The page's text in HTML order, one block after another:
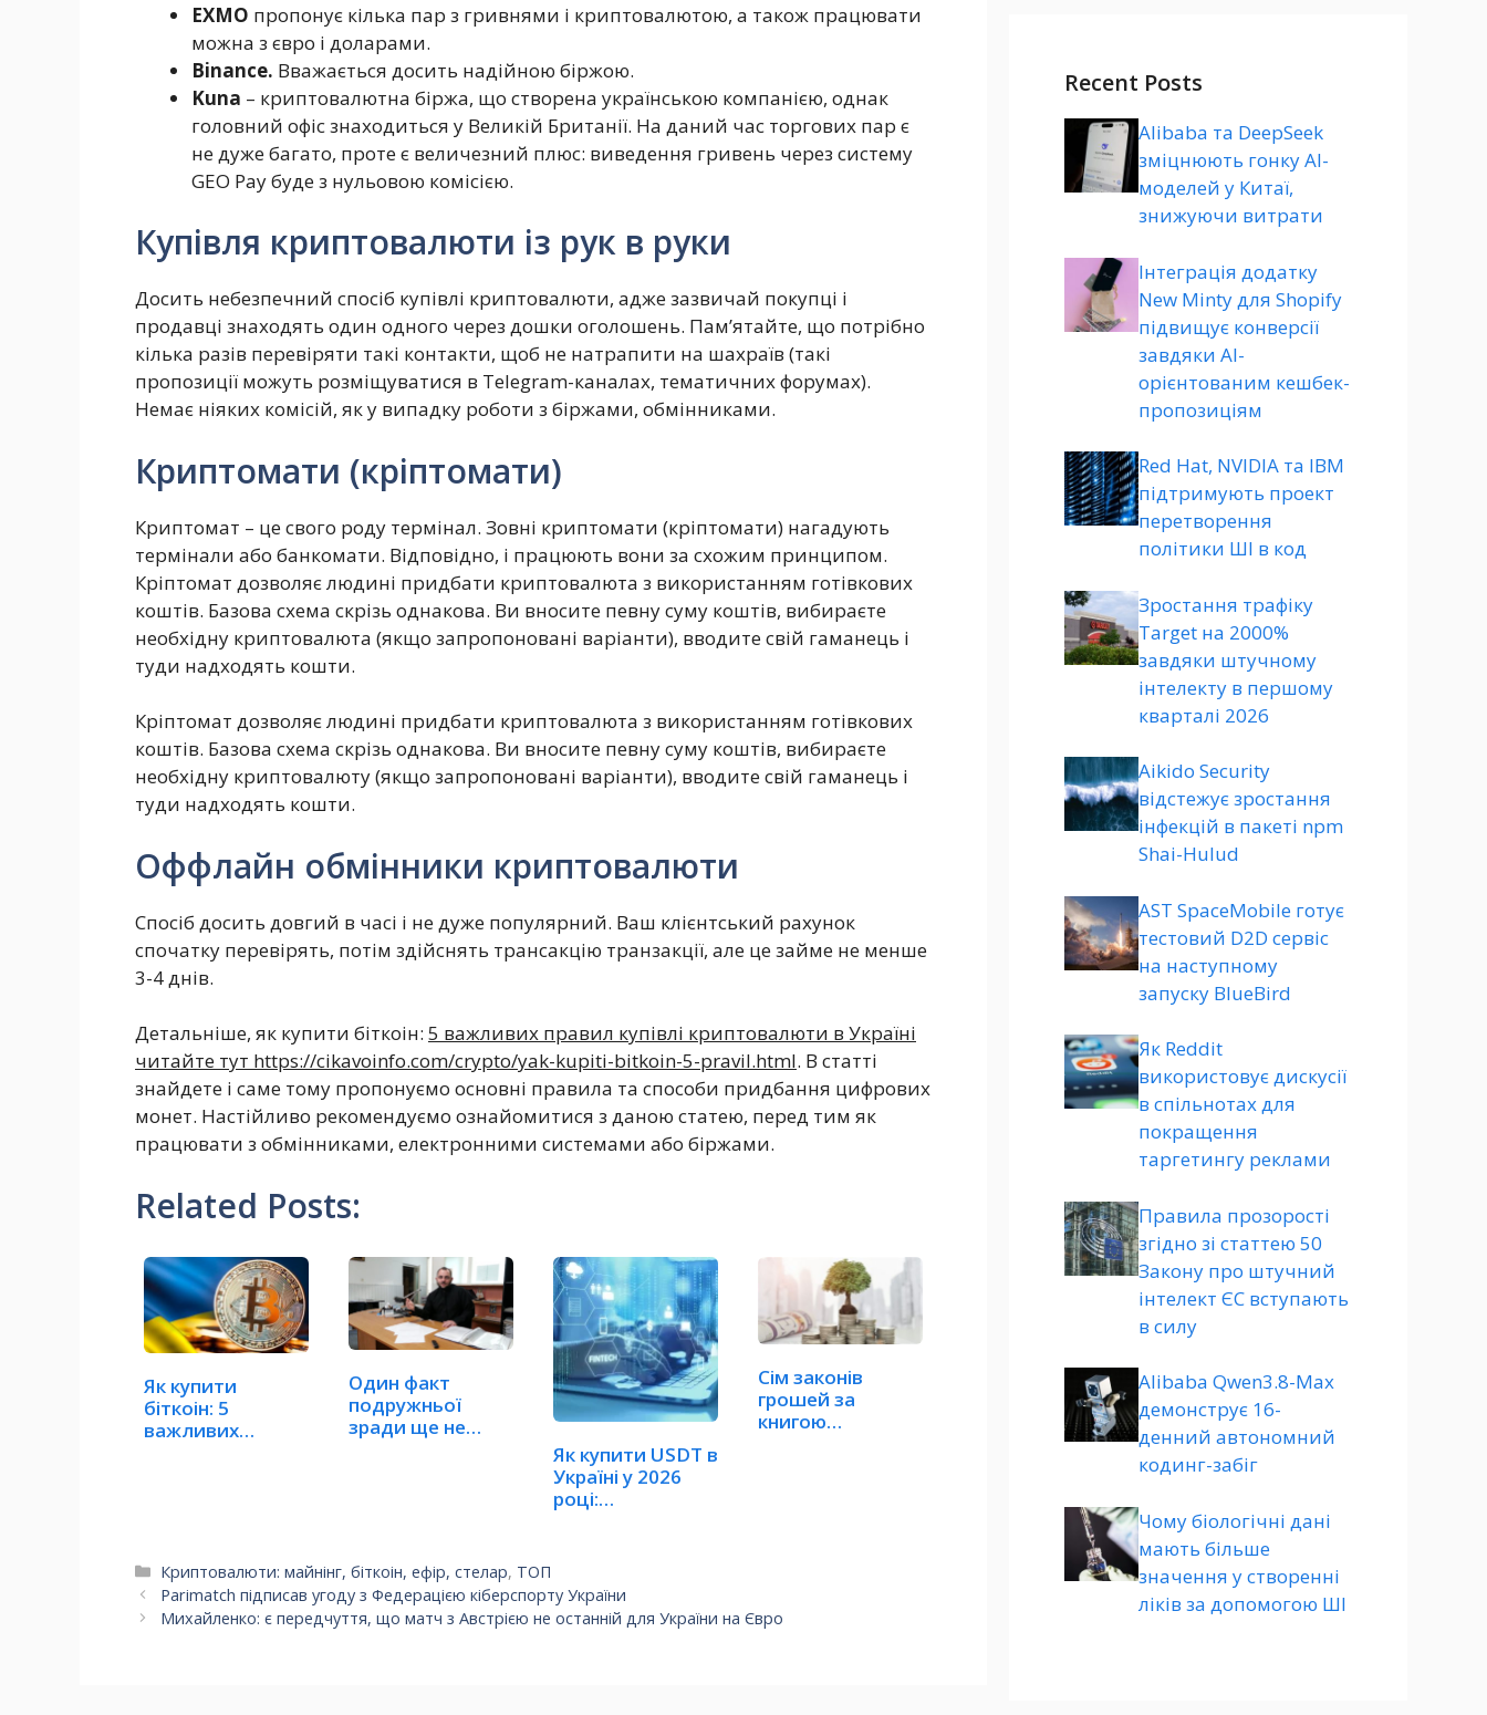
EXMO пропонує кілька пар з гривнями і криптовалютою, а також працювати
можна з євро і доларами.
Binance. Вважається досить надійною біржою.
Kuna – криптовалютна біржа, що створена українською компанією, однак
головний офіс знаходиться у Великій Британії. На даний час торгових пар є
не дуже багато, проте є величезний плюс: виведення гривень через систему
GEO Pay буде з нульовою комісією.
Купівля криптовалюти із рук в руки
Досить небезпечний спосіб купівлі криптовалюти, адже зазвичай покупці і
продавці знаходять один одного через дошки оголошень. Пам’ятайте, що потрібно
кілька разів перевіряти такі контакти, щоб не натрапити на шахраїв (такі
пропозиції можуть розміщуватися в Telegram-каналах, тематичних форумах).
Немає ніяких комісій, як у випадку роботи з біржами, обмінниками.
Криптомати (кріптомати)
Криптомат – це свого роду термінал. Зовні криптомати (кріптомати) нагадують
термінали або банкомати. Відповідно, і працюють вони за схожим принципом.
Кріптомат дозволяє людині придбати криптовалюта з використанням готівкових
коштів. Базова схема скрізь однакова. Ви вносите певну суму коштів, вибираєте
необхідну криптовалюта (якщо запропоновані варіанти), вводите свій гаманець і
туди надходять кошти.
Кріптомат дозволяє людині придбати криптовалюта з використанням готівкових
коштів. Базова схема скрізь однакова. Ви вносите певну суму коштів, вибираєте
необхідну криптовалюту (якщо запропоновані варіанти), вводите свій гаманець і
туди надходять кошти.
Оффлайн обмінники криптовалюти
Спосіб досить довгий в часі і не дуже популярний. Ваш клієнтський рахунок
спочатку перевірять, потім здійснять трансакцію транзакції, але це займе не менше
3-4 днів.
Детальніше, як купити біткоін: 5 важливих правил купівлі криптовалюти в Україні
читайте тут https://cikavoinfo.com/crypto/yak-kupiti-bitkoin-5-pravil.html. В статті
знайдете і саме тому пропонуємо основні правила та способи придбання цифрових
монет. Настійливо рекомендуємо ознайомитися з даною статею, перед тим як
працювати з обмінниками, електронними системами або біржами.
Related Posts:
Як купити
біткоін: 5
важливих
Один факт
подружньої
зради ще не
Як купити USDT в
Україні у 2026
році:
Сім законів
грошей за
книгою
Категорії
Криптовалюти: майнінг, біткоін, ефір, стелар, ТОП
Parimatch підписав угоду з Федерацією кіберспорту України
Михайленко: є передчуття, що матч з Австрією не останній для України на Євро
Recent Posts
Alibaba та DeepSeek
зміцнюють гонку AI-
моделей у Китаї,
знижуючи витрати
Інтеграція додатку
New Minty для Shopify
підвищує конверсії
завдяки AI-
орієнтованим кешбек-
пропозиціям
Red Hat, NVIDIA та IBM
підтримують проект
перетворення
політики ШІ в код
Зростання трафіку
Target на 2000%
завдяки штучному
інтелекту в першому
кварталі 2026
Aikido Security
відстежує зростання
інфекцій в пакеті npm
Shai-Hulud
AST SpaceMobile готує
тестовий D2D сервіс
на наступному
запуску BlueBird
Як Reddit
використовує дискусії
в спільнотах для
покращення
таргетингу реклами
Правила прозорості
згідно зі статтею 50
Закону про штучний
інтелект ЄС вступають
в силу
Alibaba Qwen3.8-Max
демонструє 16-
денний автономний
кодинг-забіг
Чому біологічні дані
мають більше
значення у створенні
ліків за допомогою ШІ